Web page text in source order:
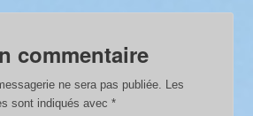
commentaire
ne sera pas publiée.
Les
sont indiqués avec*